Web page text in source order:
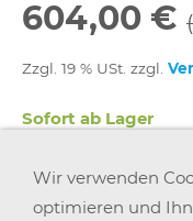
604,00 €
Zzgl. 19 % USt. zzgl.
Sofort ab Lager
Wir verwenden
optimieren und